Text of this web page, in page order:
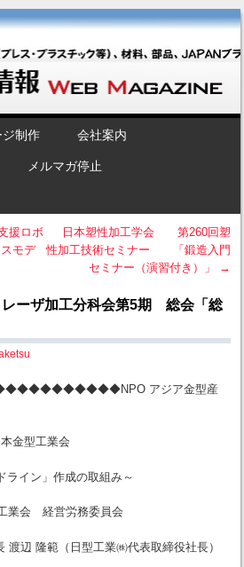
[Web Magazine]
タルサイト～
制作 会社案内
メルマガ停止
援ロボ
モデ
日本塑性加工学会 第260回塑
性加工技術セミナー 「鍛造入門
セミナー（演習付き）」
→
ザ加工分科会第5期 総会「総
アジア金型産
型工業会
ン」作成の取組み～
会 経営労務委員会
辺 隆範（日型工業㈱代表取締役社長）